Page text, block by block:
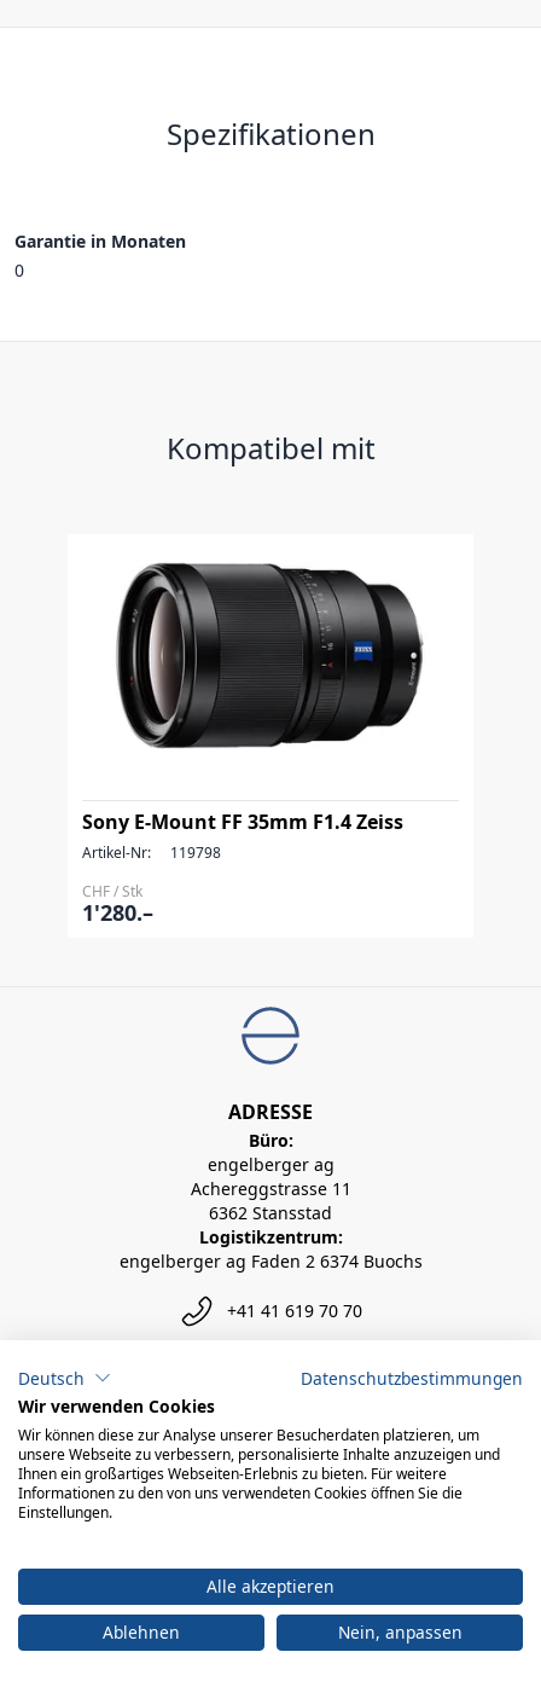
Spezifikationen
Garantie in Monaten
0
Kompatibel mit
Sony E-Mount FF 35mm F1.4 Zeiss
Artikel-Nr:
119798
CHF / Stk
1'280.–
ADRESSE
Büro:
engelberger ag
Achereggstrasse 11
6362 Stansstad
Logistikzentrum:
engelberger ag Faden 2 6374 Buochs
+41 41 619 70 70
info@engelberger.ch
© 2026 engelberger ag
powered by polynorm
Deutsch
Datenschutzbestimmungen
Wir verwenden Cookies
Wir können diese zur Analyse unserer Besucherdaten platzieren, um
unsere Webseite zu verbessern, personalisierte Inhalte anzuzeigen und
Ihnen ein großartiges Webseiten-Erlebnis zu bieten. Für weitere
Informationen zu den von uns verwendeten Cookies öffnen Sie die
Einstellungen.
Alle akzeptieren
Ablehnen
Nein, anpassen